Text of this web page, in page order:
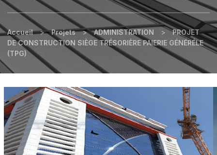
Accueil > Projets > ADMINISTRATION > PROJET
DE CONSTRUCTION SIÈGE TRÉSORIÈRE PAIERIE GÉNÉRÉLE
(TPG)